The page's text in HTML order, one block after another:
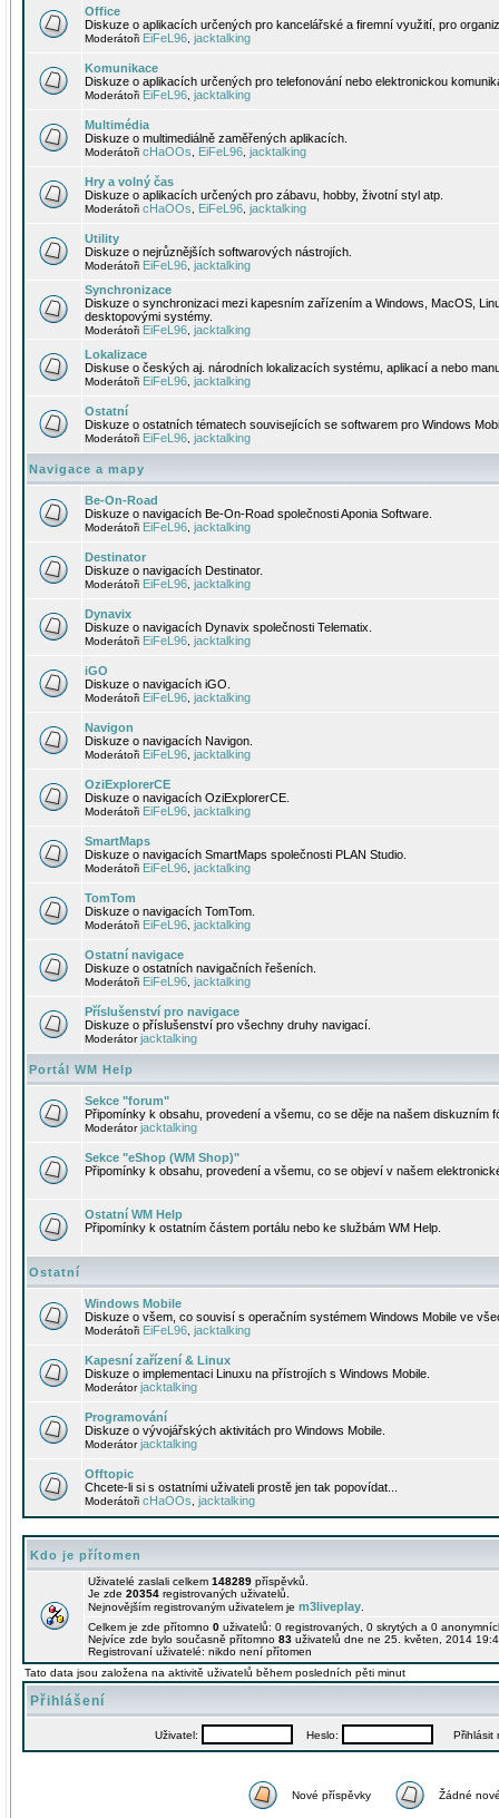
Office
Diskuze o aplikacích určených pro kancelářské a firemní využití, pro
Moderátoři EiFeL96 jacktalking
Komunikace
Diskuze o aplikacích určených pro telefonování nebo elektronickou
Moderátoři EiFeL96 jacktalking
Multimédia
Diskuze o multimediálně zaměřených aplikacích.
Moderátoři cHaOOs EiFeL96 jacktalking
Hry a volný čas
Diskuze o aplikacích určených pro zábavu, hobby, životní styl atp.
Moderátoři cHaOOs EiFeL96 jacktalking
Utility
Diskuze o nejrůznějších softwarových nástrojích.
Moderátoři EiFeL96 jacktalking
Synchronizace
Diskuze o synchronizaci mezi kapesním zařízením a Windows, MacOS,
desktopovými systémy.
Moderátoři EiFeL96 jacktalking
Lokalizace
Diskuse o českých aj. národních lokalizacích systému, aplikací a nebo
Moderátoři EiFeL96 jacktalking
Ostatní
Diskuze o ostatních tématech souvisejících se softwarem pro Windows
Moderátoři EiFeL96 jacktalking
Navigace a mapy
Be-On-Road
Diskuze o navigacích Be-On-Road společnosti Aponia Software.
Moderátoři EiFeL96 jacktalking
Destinator
Diskuze o navigacích Destinator.
Moderátoři EiFeL96 jacktalking
Dynavix
Diskuze o navigacích Dynavix společnosti Telematix.
Moderátoři EiFeL96 jacktalking
iGO
Diskuze o navigacích iGO.
Moderátoři EiFeL96 jacktalking
Navigon
Diskuze o navigacích Navigon.
Moderátoři EiFeL96 jacktalking
OziExplorerCE
Diskuze o navigacích OziExplorerCE.
Moderátoři EiFeL96 jacktalking
SmartMaps
Diskuze o navigacích SmartMaps společnosti PLAN Studio.
Moderátoři EiFeL96 jacktalking
TomTom
Diskuze o navigacích TomTom.
Moderátoři EiFeL96 jacktalking
Ostatní navigace
Diskuze o ostatních navigačních řešeních.
Moderátoři EiFeL96 jacktalking
Příslušenství pro navigace
Diskuze o příslušenství pro všechny druhy navigací.
Moderátorjacktalking
Portál WM Help
Sekce "forum"
Připomínky k obsahu, provedení a všemu, co se děje na našem diskuzním
Moderátorjacktalking
Sekce "eShop (WM Shop)"
Připomínky k obsahu, provedení a všemu, co se objeví v našem
Ostatní WM Help
Připomínky k ostatním částem portálu nebo ke službám WM Help.
Ostatní
Windows Mobile
Diskuze o všem, co souvisí s operačním systémem Windows Mobile ve
Moderátoři EiFeL96 jacktalking
Kapesní zařízení & Linux
Diskuze o implementaci Linuxu na přístrojích s Windows Mobile.
Moderátorjacktalking
Programování
Diskuze o vývojářských aktivitách pro Windows Mobile.
Moderátorjacktalking
Offtopic
Chcete-li si s ostatními uživateli prostě jen tak popovídat...
Moderátoři cHaOOs jacktalking
Kdo je přítomen
Uživatelé zaslali celkem 148289 příspěvků.
Je zde 20354 registrovaných uživatelů.
Nejnovějším registrovaným uživatelem je m3liveplay
Celkem je zde přítomno 0 uživatelů: 0 registrovaných, 0 skrytých a 0
Nejvíce zde bylo současně přítomno 83 uživatelů dne ne 25. květen, 2014
Registrovaní uživatelé: nikdo není přítomen
Tato data jsou založena na aktivitě uživatelů během posledních pěti minut
Přihlášení
Uživatel: Heslo: Přihlásit
Nové příspěvky Žádné